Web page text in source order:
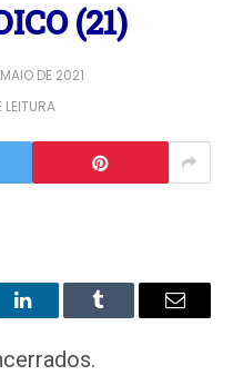
(21)
DE 2021
LEITURA
LinkedInTumblr
E-